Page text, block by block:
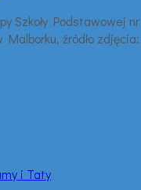
i Taty